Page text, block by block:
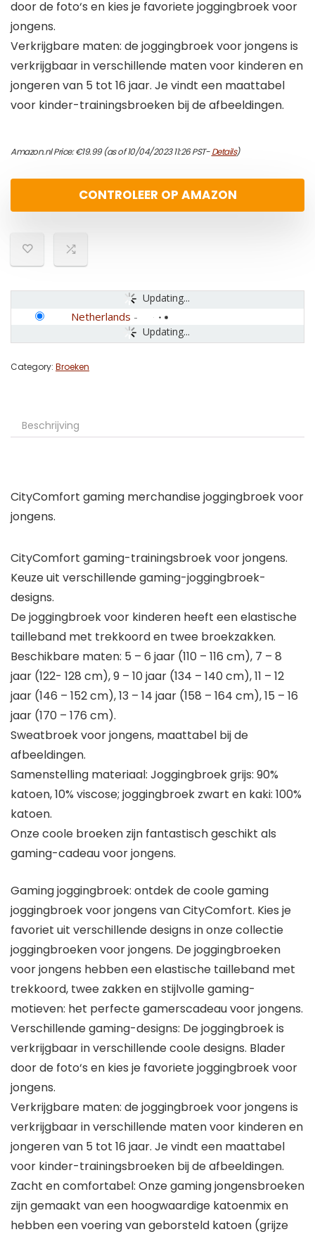
door de foto‘s en kies je favoriete joggingbroek voor
jongens.
Verkrijgbare maten: de joggingbroek voor jongens is
verkrijgbaar in verschillende maten voor kinderen en
jongeren van 5 tot 16 jaar. Je vindt een maattabel
voor kinder-trainingsbroeken bij de afbeeldingen.
Amazon.nl Price:€19.99(as of 10/04/2023 11:26 PST-Details)
CONTROLEER OP AMAZON
Updating...
Updating...
Netherlands -
Category: Broeken
Beschrijving
CityComfort gaming merchandise joggingbroek voor
jongens.
CityComfort gaming-trainingsbroek voor jongens.
Keuze uit verschillende gaming-joggingbroek-
designs.
De joggingbroek voor kinderen heeft een elastische
tailleband met trekkoord en twee broekzakken.
Beschikbare maten: 5 – 6 jaar (110 – 116 cm), 7 – 8
jaar (122- 128 cm), 9 – 10 jaar (134 – 140 cm), 11 – 12
jaar (146 – 152 cm), 13 – 14 jaar (158 – 164 cm), 15 – 16
jaar (170 – 176 cm).
Sweatbroek voor jongens, maattabel bij de
afbeeldingen.
Samenstelling materiaal: Joggingbroek grijs: 90%
katoen, 10% viscose; joggingbroek zwart en kaki: 100%
katoen.
Onze coole broeken zijn fantastisch geschikt als
gaming-cadeau voor jongens.
Gaming joggingbroek: ontdek de coole gaming
joggingbroek voor jongens van CityComfort. Kies je
favoriet uit verschillende designs in onze collectie
joggingbroeken voor jongens. De joggingbroeken
voor jongens hebben een elastische tailleband met
trekkoord, twee zakken en stijlvolle gaming-
motieven: het perfecte gamerscadeau voor jongens.
Verschillende gaming-designs: De joggingbroek is
verkrijgbaar in verschillende coole designs. Blader
door de foto‘s en kies je favoriete joggingbroek voor
jongens.
Verkrijgbare maten: de joggingbroek voor jongens is
verkrijgbaar in verschillende maten voor kinderen en
jongeren van 5 tot 16 jaar. Je vindt een maattabel
voor kinder-trainingsbroeken bij de afbeeldingen.
Zacht en comfortabel: Onze gaming jongensbroeken
zijn gemaakt van een hoogwaardige katoenmix en
hebben een voering van geborsteld katoen (grijze